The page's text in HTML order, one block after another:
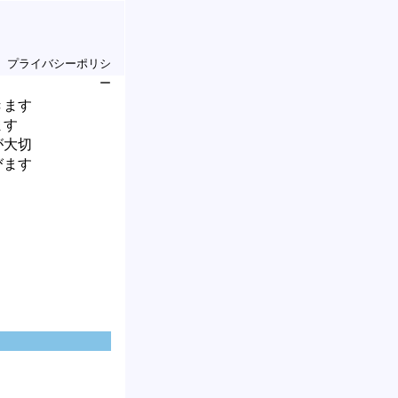
プライバシーポリシ
ー
ます
す
切
ます